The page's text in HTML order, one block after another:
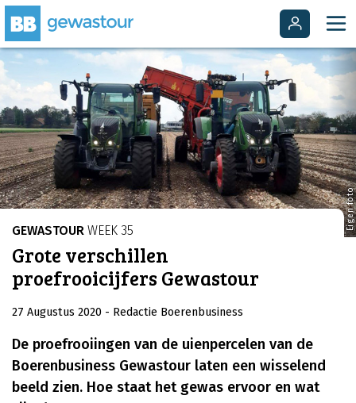
Eigen foto
GEWASTOUR WEEK 35
Grote verschillen
proefrooicijfers Gewastour
27 Augustus 2020 - Redactie Boerenbusiness
De proefrooiingen van de uienpercelen van de
Boerenbusiness Gewastour laten een wisselend
beeld zien. Hoe staat het gewas ervoor en wat